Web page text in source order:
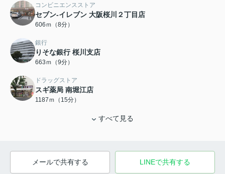
コンビニエンスストア
セブン-イレブン 大阪桜川２丁目店
606ｍ（8分）
銀行
りそな銀行 桜川支店
663ｍ（9分）
ドラッグストア
スギ薬局 南堀江店
1187ｍ（15分）
すべて見る
メールで共有する LINEで共有する